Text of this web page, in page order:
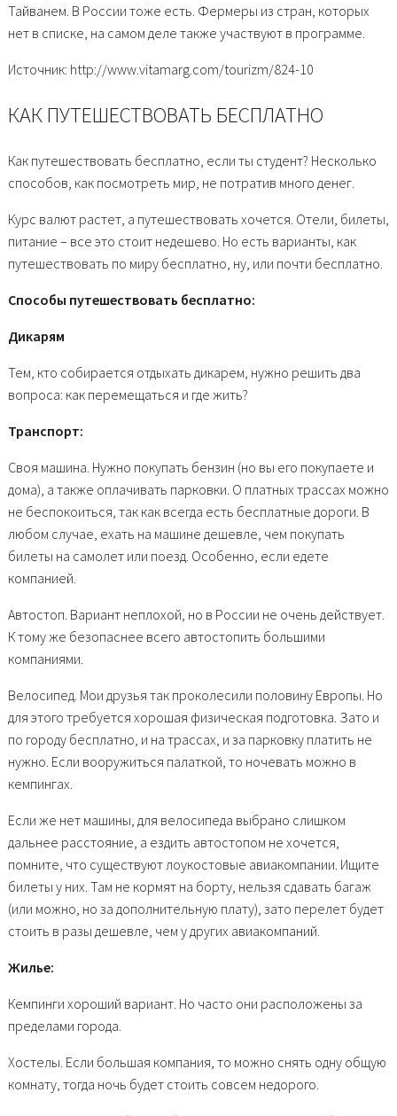
Тайванем. В России тоже есть. Фермеры из стран, которых
нет в списке, на самом деле также участвуют в программе.
Источник: http://www.vitamarg.com/tourizm/824-10
КАК ПУТЕШЕСТВОВАТЬ БЕСПЛАТНО
Как путешествовать бесплатно, если ты студент? Несколько
способов, как посмотреть мир, не потратив много денег.
Курс валют растет, а путешествовать хочется. Отели, билеты,
питание – все это стоит недешево. Но есть варианты, как
путешествовать по миру бесплатно, ну, или почти бесплатно.
Способы путешествовать бесплатно:
Дикарям
Тем, кто собирается отдыхать дикарем, нужно решить два
вопроса: как перемещаться и где жить?
Транспорт:
Своя машина. Нужно покупать бензин (но вы его покупаете и
дома), а также оплачивать парковки. О платных трассах можно
не беспокоиться, так как всегда есть бесплатные дороги. В
любом случае, ехать на машине дешевле, чем покупать
билеты на самолет или поезд. Особенно, если едете
компанией.
Автостоп. Вариант неплохой, но в России не очень действует.
К тому же безопаснее всего автостопить большими
компаниями.
Велосипед. Мои друзья так проколесили половину Европы. Но
для этого требуется хорошая физическая подготовка. Зато и
по городу бесплатно, и на трассах, и за парковку платить не
нужно. Если вооружиться палаткой, то ночевать можно в
кемпингах.
Если же нет машины, для велосипеда выбрано слишком
дальнее расстояние, а ездить автостопом не хочется,
помните, что существуют лоукостовые авиакомпании. Ищите
билеты у них. Там не кормят на борту, нельзя сдавать багаж
(или можно, но за дополнительную плату), зато перелет будет
стоить в разы дешевле, чем у других авиакомпаний.
Жилье:
Кемпинги хороший вариант. Но часто они расположены за
пределами города.
Хостелы. Если большая компания, то можно снять одну общую
комнату, тогда ночь будет стоить совсем недорого.